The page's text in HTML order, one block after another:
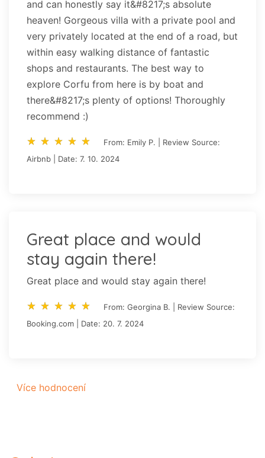
and can honestly say it&#8217;s absolute
heaven! Gorgeous villa with a private pool and
very privately located at the end of a road, but
within easy walking distance of fantastic
shops and restaurants. The best way to
explore Corfu from here is by boat and
there&#8217;s plenty of options! Thoroughly
recommend :)
star_rate star_rate star_rate star_rate star_rate
star_rate star_rate star_rate star_rate star_rate
From: Emily P. | Review Source:
Airbnb | Date: 7. 10. 2024
Great place and would
stay again there!
Great place and would stay again there!
star_rate star_rate star_rate star_rate star_rate
star_rate star_rate star_rate star_rate star_rate
From: Georgina B. | Review Source:
Booking.com | Date: 20. 7. 2024
Více hodnocení